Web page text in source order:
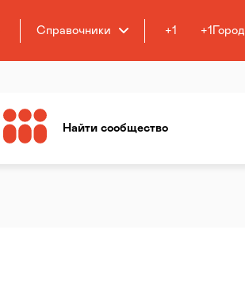
Справочники +1 +1Город
Найти сообщество